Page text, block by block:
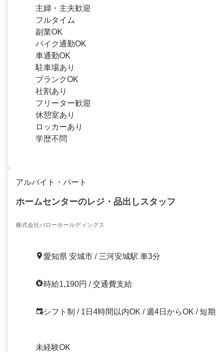
主婦・主夫歓迎
フルタイム
副業OK
バイク通勤OK
車通勤OK
駐車場あり
ブランクOK
社割あり
フリーター歓迎
休憩室あり
ロッカーあり
学歴不問
アルバイト・パート
ホームセンターのレジ・品出しスタッフ
株式会社バローホールディングス
愛知県 安城市 / 三河安城駅 車3分
時給1,190円 / 交通費支給
シフト制 / 1日4時間以内OK / 週4日からOK / 短期
未経験OK